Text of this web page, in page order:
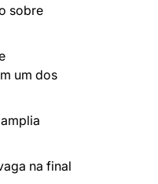
sobre
um dos
na final